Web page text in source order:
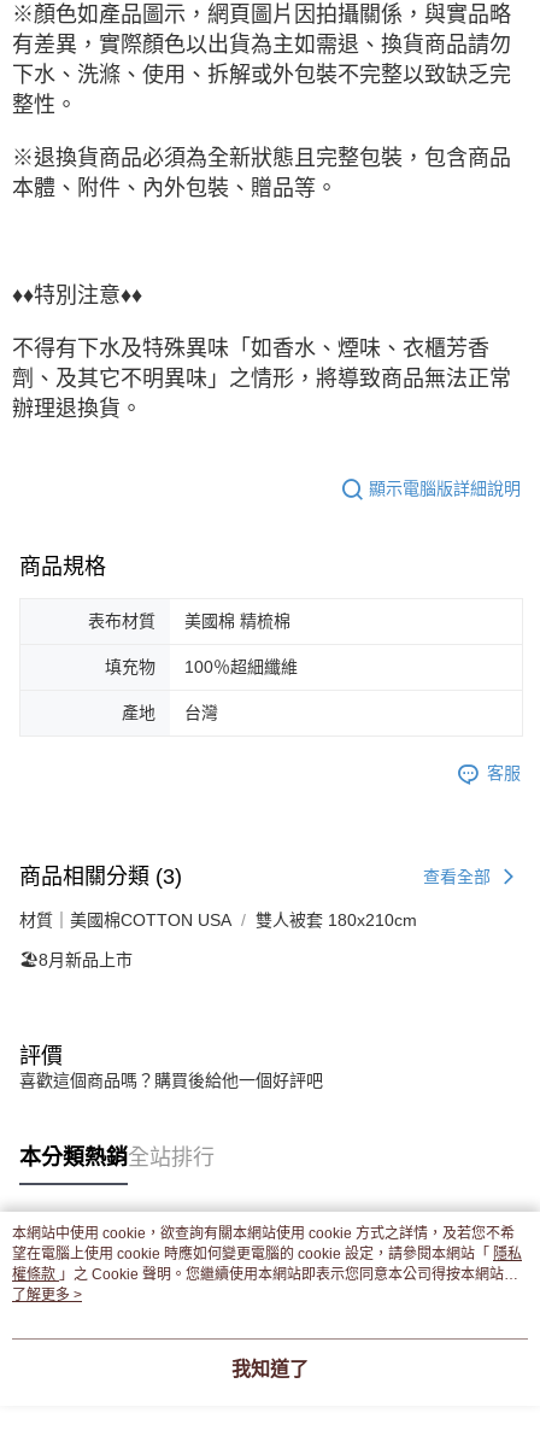
※顏色如產品圖示，網頁圖片因拍攝關係，與實品略
有差異，實際顏色以出貨為主如需退、換貨商品請勿
下水、洗滌、使用、拆解或外包裝不完整以致缺乏完
整性。
※退換貨商品必須為全新狀態且完整包裝，包含商品
本體、附件、內外包裝、贈品等。
♦♦特別注意♦♦
不得有下水及特殊異味「如香水、煙味、衣櫃芳香
劑、及其它不明異味」之情形，將導致商品無法正常
辦理退換貨。
顯示電腦版詳細說明
商品規格
表布材質 美國棉 精梳棉
填充物 100％超細纖維
產地 台灣
客服
商品相關分類 (3) 查看全部
材質｜美國棉COTTON USA 雙人被套 180x210cm
🏖️8月新品上市
評價
喜歡這個商品嗎？購買後給他一個好評吧
本分類熱銷全站排行
熱門標籤
本網站中使用 cookie，欲查詢有關本網站使用 cookie 方式之詳情，及若您不希
望在電腦上使用 cookie 時應如何變更電腦的 cookie 設定，請參閱本網站「 隱私
權條款 」之 Cookie 聲明。您繼續使用本網站即表示您同意本公司得按本網站使
用條款之 Cookie 聲明使用 cookie。
了解更多 >
我知道了